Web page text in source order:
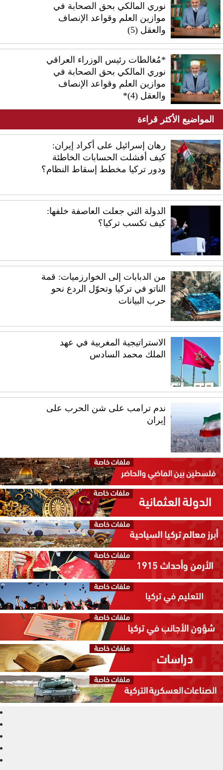
نوري المالكي بحق الصحابة في
موازين العلم وقواعد الإنصاف
والعقل (5)
*مُغالطات رئيس الوزراء العراقي
نوري المالكي بحق الصحابة في
موازين العلم وقواعد الإنصاف
والعقل (4)*
المواضيع الأكثر قراءة
رهان إسرائيل على أكراد إيران:
كيف أفشلت الحسابات الخاطئة
ودور تركيا مخطط إسقاط النظام؟
الدولة التي جعلت العاصفة خلفها:
كيف تكسب تركيا؟
من الدبابات إلى الخوارزميات: قمة
الناتو في تركيا وتحوّل الردع نحو
حرب البيانات
الاستراتيجية المغربية في عهد
الملك محمد السادس
ندم ترامب على شن الحرب على
إيران